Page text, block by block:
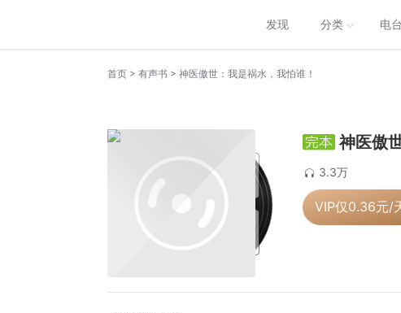
发现 分类 电台
首页 > 有声书 > 神医傲世：我是祸水，我怕谁！
神医傲
3.3万
VIP仅0.36元/